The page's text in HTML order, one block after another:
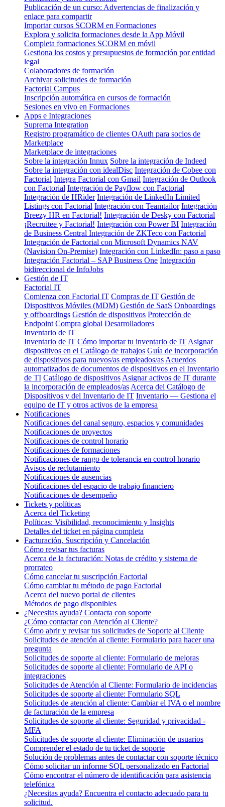
Publicación de un curso: Advertencias de finalización y
enlace para compartir
Importar cursos SCORM en Formaciones
Explora y solicita formaciones desde la App Móvil
Completa formaciones SCORM en móvil
Gestiona los costos y presupuestos de formación por entidad
legal
Colaboradores de formación
Archivar solicitudes de formación
Factorial Campus
Inscripción automática en cursos de formación
Sesiones en vivo en Formaciones
Apps e Integraciones
Suprema Integration
Registro programático de clientes OAuth para socios de
Marketplace
Marketplace de integraciones
Sobre la integración Innux Sobre la integración de Indeed
Sobre la integración con idealDisc Integración de Cobee con
Factorial Integra Factorial con Gmail Integración de Outlook
con Factorial Integración de Payflow con Factorial
Integración de HRider Integración de LinkedIn Limited
Listings con Factorial Integración con Teamtailor Integración
Breezy HR en Factorial! Integración de Desky con Factorial
¡Recruitee y Factorial! Integración con Power BI Integración
de Business Central Integración de ZKTeco con Factorial
Integración de Factorial con Microsoft Dynamics NAV
(Navision On-Premise) Integración con LinkedIn: paso a paso
Integración Factorial – SAP Business One Integración
bidireccional de InfoJobs
Gestión de IT
Factorial IT
Comienza con Factorial IT Compras de IT Gestión de
Dispositivos Móviles (MDM) Gestión de SaaS Onboardings
y offboardings Gestión de dispositivos Protección de
Endpoint Compra global Desarrolladores
Inventario de IT
Inventario de IT Cómo importar tu inventario de IT Asignar
dispositivos en el Catálogo de trabajos Guía de incorporación
de dispositivos para nuevos/as empleados/as Acuerdos
automatizados de documentos de dispositivos en el Inventario
de TI Catálogo de dispositivos Asignar activos de IT durante
la incorporación de empleados/as Acerca del Catálogo de
Dispositivos y del Inventario de IT Inventario — Gestiona el
equipo de IT y otros activos de la empresa
Notificaciones
Notificaciones del canal seguro, espacios y comunidades
Notificaciones de proyectos
Notificaciones de control horario
Notificaciones de formaciones
Notificaciones de rango de tolerancia en control horario
Avisos de reclutamiento
Notificaciones de ausencias
Notificaciones del espacio de trabajo financiero
Notificaciones de desempeño
Tickets y políticas
Acerca del Ticketing
Políticas: Visibilidad, reconocimiento y Insights
Detalles del ticket en página completa
Facturación, Suscripción y Cancelación
Cómo revisar tus facturas
Acerca de la facturación: Notas de crédito y sistema de
prorrateo
Cómo cancelar tu suscripción Factorial
Cómo cambiar tu método de pago Factorial
Acerca del nuevo portal de clientes
Métodos de pago disponibles
¿Necesitas ayuda? Contacta con soporte
¿Cómo contactar con Atención al Cliente?
Cómo abrir y revisar tus solicitudes de Soporte al Cliente
Solicitudes de atención al cliente: Formulario para hacer una
pregunta
Solicitudes de soporte al cliente: Formulario de mejoras
Solicitudes de soporte al cliente: Formulario de API o
integraciones
Solicitudes de Atención al Cliente: Formulario de incidencias
Solicitudes de soporte al cliente: Formulario SQL
Solicitudes de atención al cliente: Cambiar el IVA o el nombre
de facturación de la empresa
Solicitudes de soporte al cliente: Seguridad y privacidad -
MFA
Solicitudes de soporte al cliente: Eliminación de usuarios
Comprender el estado de tu ticket de soporte
Solución de problemas antes de contactar con soporte técnico
Cómo solicitar un informe SQL personalizado en Factorial
Cómo encontrar el número de identificación para asistencia
telefónica
¿Necesitas ayuda? Encuentra el contacto adecuado para tu
solicitud.